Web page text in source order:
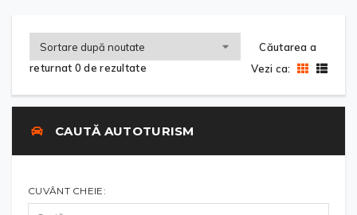
Căutarea a
returnat 0 de rezultate
Vezi ca:
CAUTĂ AUTOTURISM
CUVÂNT CHEIE: